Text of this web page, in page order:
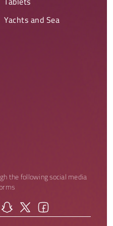
Yachts and Sea
the following social media